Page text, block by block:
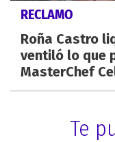
RECLAMO
Roña Castro
ventiló lo que
MasterChef
Te